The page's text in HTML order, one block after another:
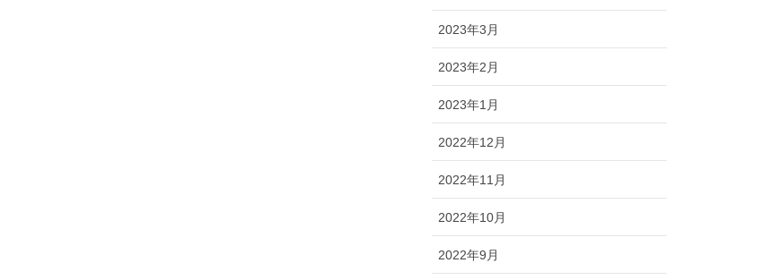
2023年3月
2023年2月
2023年1月
2022年12月
2022年11月
2022年10月
2022年9月